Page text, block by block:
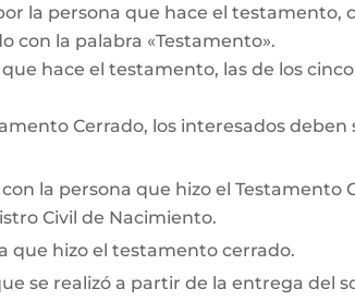
la persona que hace el testamento,
con la palabra «Testamento».
hace el testamento, las de los
Cerrado, los interesados
la persona que hizo el Testamento
Civil de Nacimiento.
que hizo el testamento cerrado.
se realizó a partir de la entrega del